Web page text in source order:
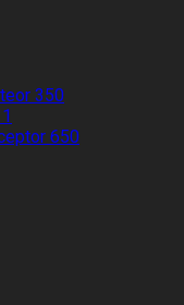
350
650